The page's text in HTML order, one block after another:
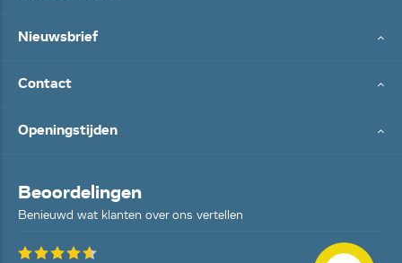
Nieuwsbrief
Contact
Openingstijden
Beoordelingen
Benieuwd wat klanten over ons vertellen